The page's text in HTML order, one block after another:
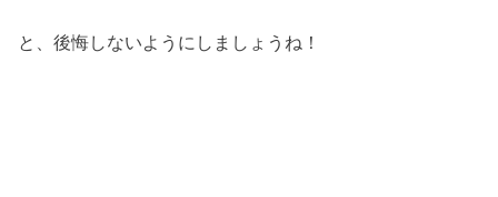
と、後悔しないようにしましょうね！